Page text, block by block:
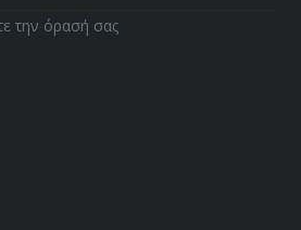
την όρασή σας